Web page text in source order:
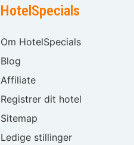
HotelSpecials
Om HotelSpecials
Blog
Affiliate
Registrer dit hotel
Sitemap
Ledige stillinger